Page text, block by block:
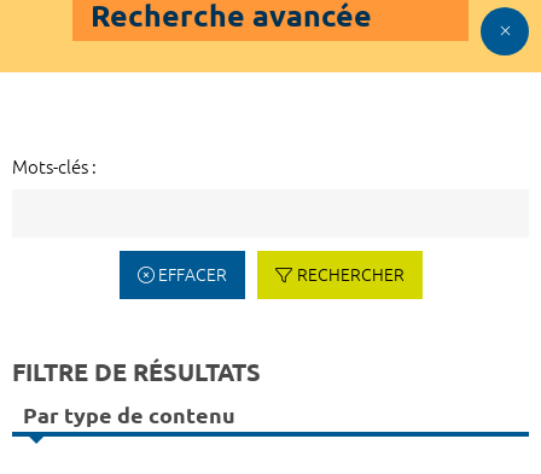
Recherche avancée
Mots-clés :
EFFACER RECHERCHER
FILTRE DE RÉSULTATS
Par type de contenu